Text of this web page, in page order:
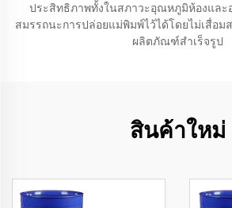
ประสิทธิภาพทั้งในสภาวะอุณหภูมิห้องและ
สมรรถนะการปล่อยแม่พิมพ์ไว้ได้โดยไม่เสื่อ
ผลิตภัณฑ์สำเร็จรูป
สินค้าใหม่